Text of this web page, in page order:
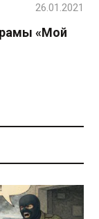
«Мой
26.01.2021